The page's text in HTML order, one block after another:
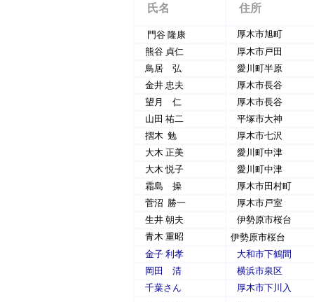
氏名 住所
門谷 隆康
厚木市旭町
熊谷 貞仁
厚木市戸田
鳥居 弘
愛川町半原
金井 忠夫
厚木市長谷
望月 仁
厚木市長谷
山田 祐二
平塚市大神
摺木 勉
厚木市七沢
大木 正美
愛川町中津
大木 悦子
愛川町中津
霜島 操
厚木市田村町
菅沼 勝一
厚木市戸室
生井 朝夫
伊勢原市桜台
青木 重昭
伊勢原市桜台
金子 利孝
大和市下鶴間
岡田 清
横浜市泉区
千葉さん
厚木市下川入